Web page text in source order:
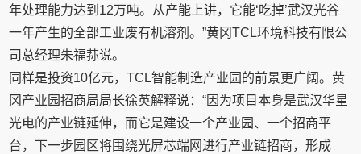
年处理能力达到12万吨。从产能上讲，它能‘吃掉’武汉光谷
一年产生的全部工业废有机溶剂。”黄冈TCL环境科技有限公
司总经理朱福荪说。
同样是投资10亿元，TCL智能制造产业园的前景更广阔。黄
冈产业园招商局局长徐英解释说：“因为项目本身是武汉华星
光电的产业链延伸，而它是建设一个产业园、一个招商平
台，下一步园区将围绕光屏芯端网进行产业链招商，形成